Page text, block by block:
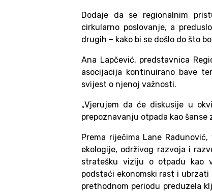
Dodaje da se regionalnim
cirkularno poslovanje, a
drugih – kako bi se došlo do što
Ana Lapčević, predstavnica
asocijacija kontinuirano bave
svijest o njenoj važnosti.
„Vjerujem da će diskusije u
prepoznavanju otpada kao šanse
Prema riječima Lane
ekologije, održivog razvoja i
stratešku viziju o otpadu kao
podstaći ekonomski rast i
prethodnom periodu preduzela